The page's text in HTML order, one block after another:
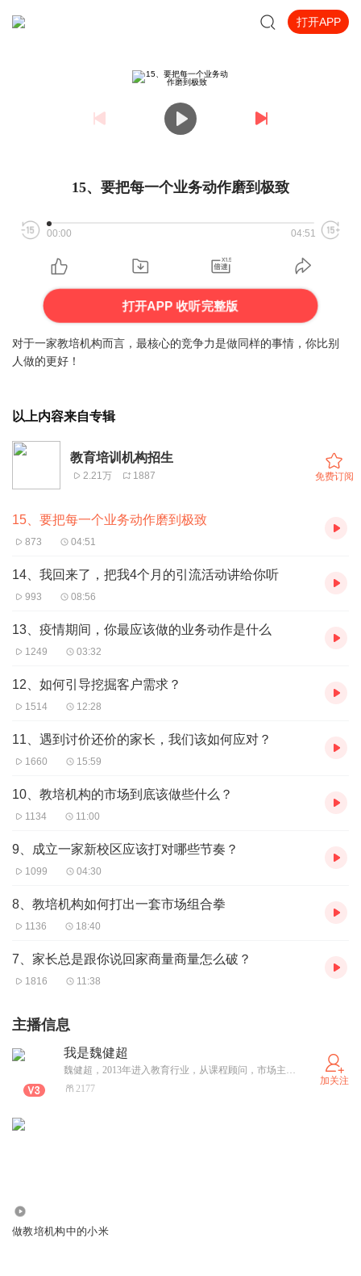
打开APP
15、要把每一个业务动作磨到极致
00:00 04:51
打开APP 收听完整版
对于一家教培机构而言，最核心的竞争力是做同样的事情，你比别
人做的更好！
以上内容来自专辑
教育培训机构招生
2.21万 1887 免费订阅
15、要把每一个业务动作磨到极致
873 04:51
14、我回来了，把我4个月的引流活动讲给你听
993 08:56
13、疫情期间，你最应该做的业务动作是什么
1249 03:32
12、如何引导挖掘客户需求？
1514 12:28
11、遇到讨价还价的家长，我们该如何应对？
1660 15:59
10、教培机构的市场到底该做些什么？
1134 11:00
9、成立一家新校区应该打对哪些节奏？
1099 04:30
8、教培机构如何打出一套市场组合拳
1136 18:40
7、家长总是跟你说回家商量商量怎么破？
1816 11:38
主播信息
我是魏健超
魏健超，2013年进入教育行业，从课程顾问，市场主管，区域校长，一直到运营经理，一路上跌跌撞撞，也总结了一些关于教育行业运营的失败或成功的经验和心得，2019年12月18号，在职的同时，我跟合伙人开了一家机械公民机器人校区，创业的每一天都充满着挑战和辛酸，但我觉得都是营养，我必须平衡好生活，总部工作，自己校区的运营这三件事情，也正因为如此，我的每一天变得丰富多彩起来了，所以很愿意跟大家一起分享这些，希望我创业的故事可以给到你一点点鼓励，也希望我们互相学习，共同进步，我认为:做教育，快就是慢，慢就是快，不求一日千里，但求日拱一卒！
2177
加关注
做教培机构中的小米